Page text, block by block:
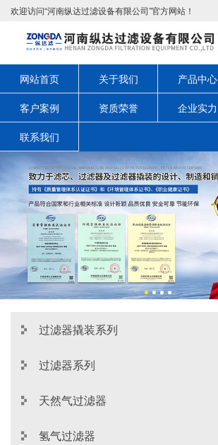
欢迎访问“河南纵达过滤设备有限公司”官方网站！
网站首页 关于我们 产品中心
客户案例 资质荣誉 企业实力
联系我们
过滤器撬装系列
过滤器系列
天然气过滤器
氢气过滤器